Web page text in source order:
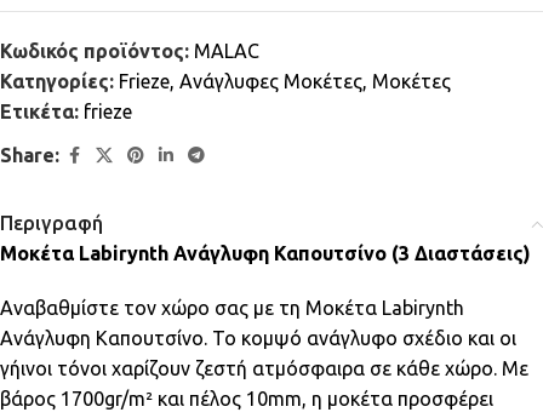
Κωδικός προϊόντος: MALAC
Κατηγορίες: Frieze, Ανάγλυφες Μοκέτες, Μοκέτες
Ετικέτα: frieze
Share:
Περιγραφή
Μοκέτα Labirynth Ανάγλυφη Καπουτσίνο (3 Διαστάσεις)
Αναβαθμίστε τον χώρο σας με τη Μοκέτα Labirynth
Ανάγλυφη Καπουτσίνο. Το κομψό ανάγλυφο σχέδιο και οι
γήινοι τόνοι χαρίζουν ζεστή ατμόσφαιρα σε κάθε χώρο. Με
βάρος 1700gr/m² και πέλος 10mm, η μοκέτα προσφέρει